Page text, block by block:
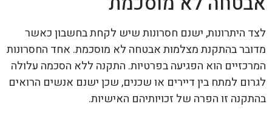
לצד היתרונות, ישנם חסרונות שיש לקחת בחשבון כאשר
מדובר בהתקנת מצלמות אבטחה לא מוסכמת. אחד החסרונות
המרכזיים הוא הפגיעה בפרטיות. התקנה ללא הסכמה עלולה
לגרום למתח בין דיירים או שכנים, שכן ישנם אנשים הרואים
בהתקנה זו הפרה של זכויותיהם האישיות.